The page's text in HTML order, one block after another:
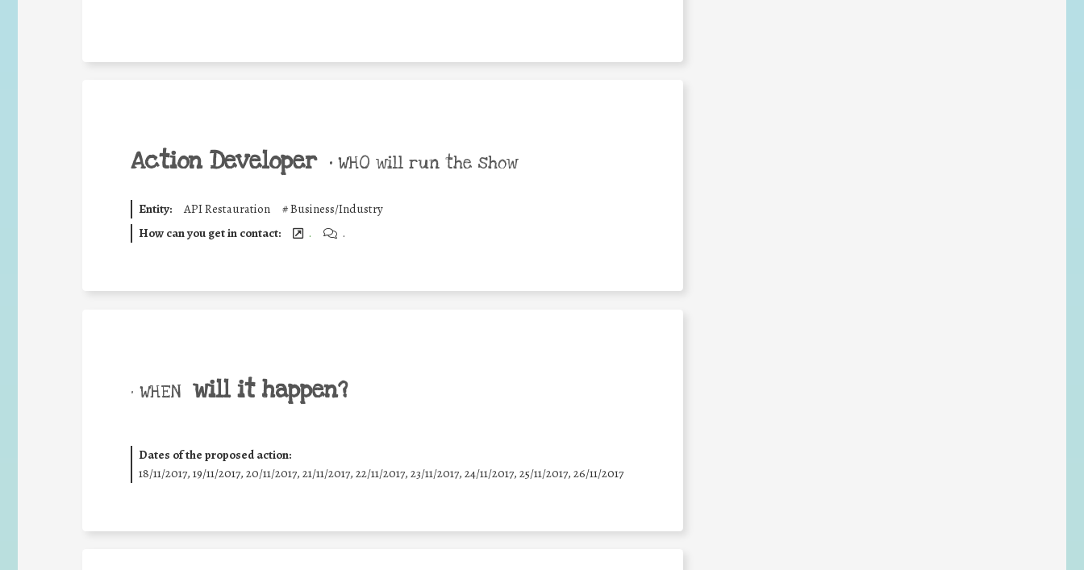
Action Developer • WHO will run the show
Entity: API Restauration #Business/Industry
How can you get in contact:
. .
• WHEN will it happen?
Dates of the proposed action:
18/11/2017, 19/11/2017, 20/11/2017, 21/11/2017, 22/11/2017, 23/11/2017, 24/11/2017, 25/11/2017, 26/11/2017